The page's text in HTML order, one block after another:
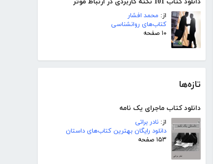
از: محمد افشار
کتاب‌های روانشناسی
۱۰ صفحه
تازه‌ها
دانلود کتاب ماجرای یک نامه
از: نادر براتی
دانلود رایگان بهترین کتاب‌های داستان
۱۵۳ صفحه